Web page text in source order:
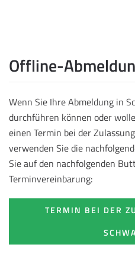
Offline-
Wenn Sie Ihre Abmeldung in
durchführen können oder
einen Termin bei der
verwenden Sie die
Sie auf den nachfolgenden
Terminvereinbarung:
TERMIN BEI DER